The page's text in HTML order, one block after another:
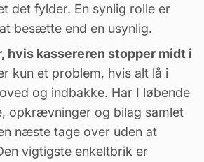
det fylder. En synlig rolle er
besætte end en usynlig.
hvis kassereren stopper midt i
kun et problem, hvis alt lå i
og indbakke. Har I løbende
opkrævninger og bilag samlet
næste tage over uden at
vigtigste enkeltbrik er